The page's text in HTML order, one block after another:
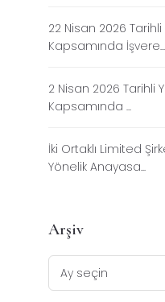
22 Nisan 2026 Tarihli
Kapsamında İşvere...
2 Nisan 2026 Tarihli
Kapsamında ...
İki Ortaklı Limited
Yönelik Anayasa...
Arşiv